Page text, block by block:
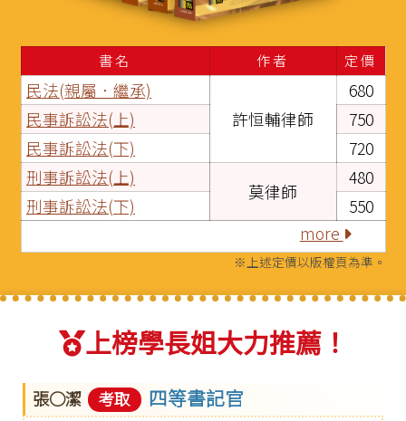
書名 作者 定價
民法(親屬．繼承)
許恒輔律師
680
民事訴訟法(上)
750
民事訴訟法(下)
720
刑事訴訟法(上)
莫律師
480
刑事訴訟法(下)
550
more
※上述定價以版權頁為準。
上榜學長姐大力推薦！
張○潔 考取 四等書記官